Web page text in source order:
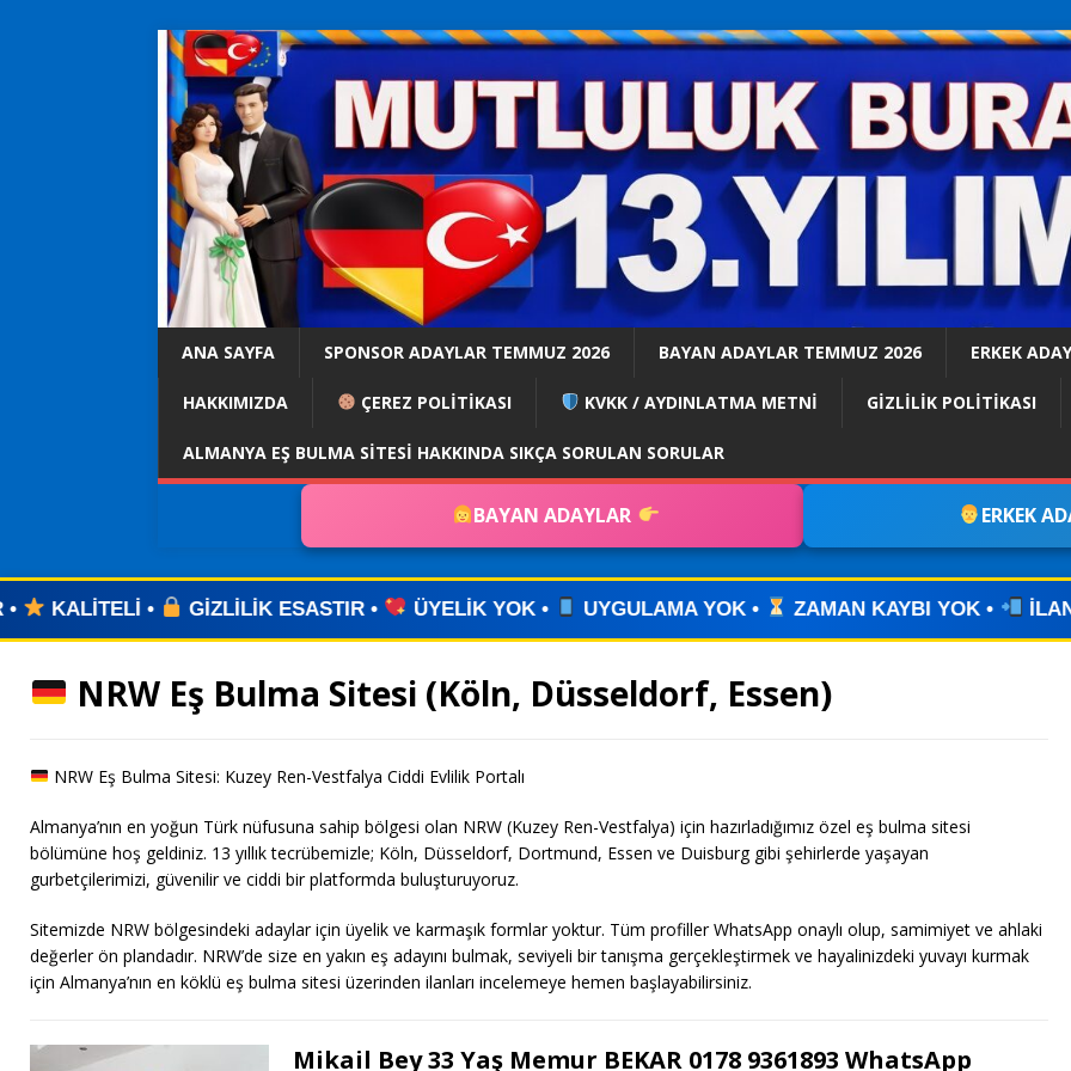
ANA SAYFA SPONSOR ADAYLAR TEMMUZ 2026 BAYAN ADAYLAR TEMMUZ 2026 ERKEK
HAKKIMIZDA ÇEREZ POLİTİKASI KVKK / AYDINLATMA METNİ GİZLİLİK POLİTİKASI
ALMANYA EŞ BULMA SITESI HAKKINDA SIKÇA SORULAN SORULAR
BAYAN ADAYLAR ERKEK
ESASTIR • ÜYELİK YOK • UYGULAMA YOK • ZAMAN KAYBI YOK • İLANINIZI YAYINLAYIN •
NRW Eş Bulma Sitesi (Köln, Düsseldorf, Essen)
NRW Eş Bulma Sitesi: Kuzey Ren-Vestfalya Ciddi Evlilik Portalı
Almanya’nın en yoğun Türk nüfusuna sahip bölgesi olan NRW (Kuzey Ren-Vestfalya) için hazırladığımız özel eş bulma sitesi
bölümüne hoş geldiniz. 13 yıllık tecrübemizle; Köln, Düsseldorf, Dortmund, Essen ve Duisburg gibi şehirlerde yaşayan
gurbetçilerimizi, güvenilir ve ciddi bir platformda buluşturuyoruz.
Sitemizde NRW bölgesindeki adaylar için üyelik ve karmaşık formlar yoktur. Tüm profiller WhatsApp onaylı olup, samimiyet ve ahlaki
değerler ön plandadır. NRW’de size en yakın eş adayını bulmak, seviyeli bir tanışma gerçekleştirmek ve hayalinizdeki yuvayı kurmak
için Almanya’nın en köklü eş bulma sitesi üzerinden ilanları incelemeye hemen başlayabilirsiniz.
Mikail Bey 33 Yaş Memur BEKAR 0178 9361893 WhatsApp